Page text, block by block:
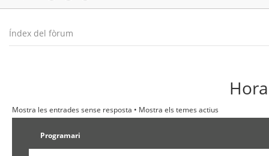
Índex del fòrum
Mostra les entrades sense resposta • Mostra els temes actius
Programari